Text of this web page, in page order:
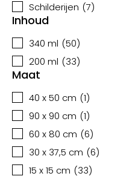
Schilderijen (7)
Inhoud
340 ml (50)
200 ml (33)
Maat
40 x 50 cm (1)
90 x 90 cm (1)
60 x 80 cm (6)
30 x 37,5 cm (6)
15 x 15 cm (33)